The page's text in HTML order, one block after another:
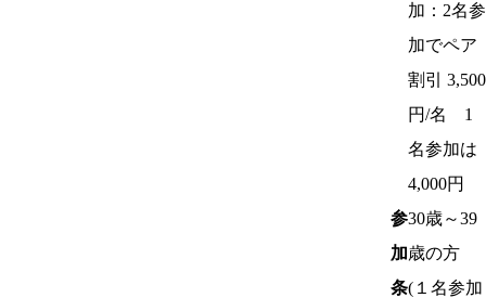
加：2名参
加でペア
割引 3,500
円/名 1
名参加は
4,000円
参
加
条
30歳～39
歳の方
(１名参加